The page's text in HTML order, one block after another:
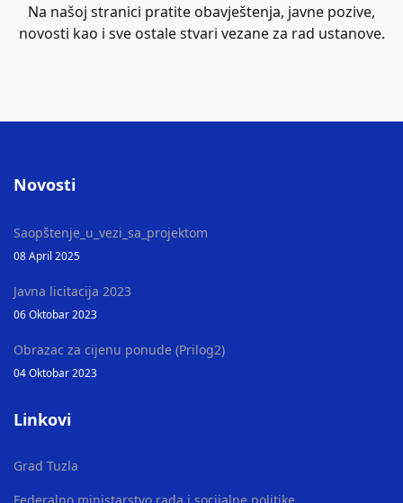
Na našoj stranici pratite obavještenja, javne pozive,
novosti kao i sve ostale stvari vezane za rad ustanove.
Novosti
Saopštenje_u_vezi_sa_projektom
08 April 2025
Javna licitacija 2023
06 Oktobar 2023
Obrazac za cijenu ponude (Prilog2)
04 Oktobar 2023
Linkovi
Grad Tuzla
Federalno ministarstvo rada i socijalne politike